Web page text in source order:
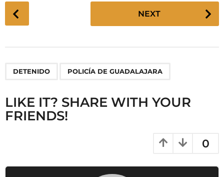
P
o
i
n
o
NEXT
DETENIDO POLICÍA DE GUADALAJARA
LIKE IT? SHARE WITH YOUR
FRIENDS!
0